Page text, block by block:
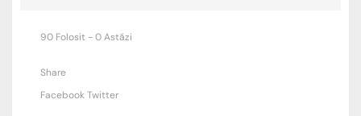
90 Folosit - 0 Astăzi
Share
FacebookTwitter